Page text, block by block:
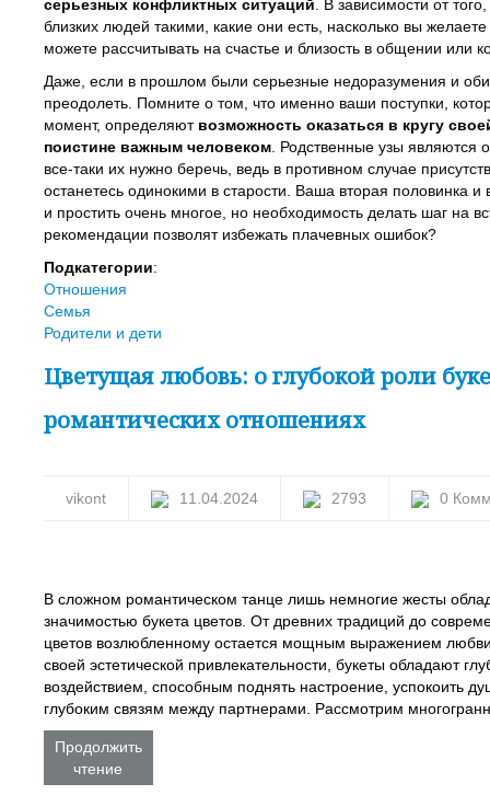
серьезных конфликтных ситуаций . В зависимости от
близких людей такими, какие они есть, насколько вы
можете рассчитывать на счастье и близость в общении или
Даже, если в прошлом были серьезные недоразумения и
преодолеть. Помните о том, что именно ваши поступки,
момент, определяют возможность оказаться в кругу
поистине важным человеком . Родственные узы являются
все-таки их нужно беречь, ведь в противном случае
останетесь одинокими в старости. Ваша вторая половинка
и простить очень многое, но необходимость делать шаг на
рекомендации позволят избежать плачевных ошибок?
Подкатегории:
Отношения
Семья
Родители и дети
Цветущая любовь: о глубокой роли
романтических отношениях
vikont 11.04.2024 2793 0
В сложном романтическом танце лишь немногие жесты
значимостью букета цветов. От древних традиций до
цветов возлюбленному остается мощным выражением
своей эстетической привлекательности, букеты обладают
воздействием, способным поднять настроение, успокоить
глубоким связям между партнерами. Рассмотрим
Продолжить
чтение